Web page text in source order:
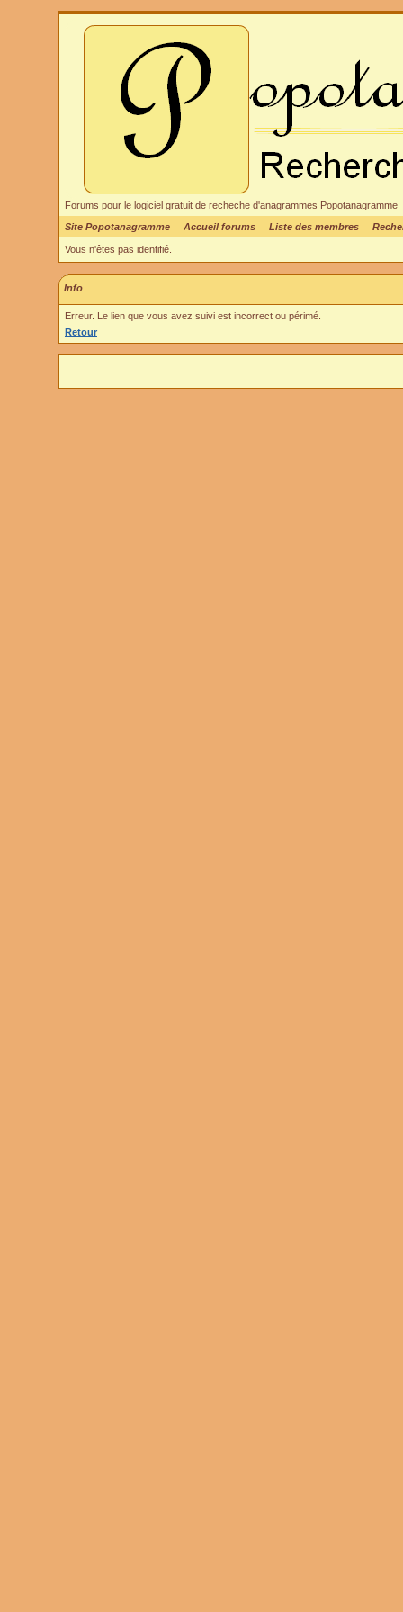
Forums pour le logiciel gratuit de recheche d'anagrammes Popotanagramme
Site Popotanagramme
Accueil forums Liste des membres
Vous n'êtes pas identifié.
Info
Erreur. Le lien que vous avez suivi est incorrect ou périmé.
Retour